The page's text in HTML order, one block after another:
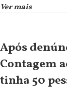
Ver mais
Após
Contagem
tinha 50